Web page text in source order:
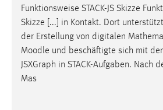
Funktionsweise STACK-JS Skizze
Skizze [...] in Kontakt. Dort
der Erstellung von digitalen
Moodle und beschäftigte sich mit
JSXGraph in STACK-Aufgaben. Nach
Mas